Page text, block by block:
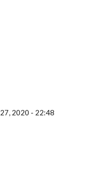
2020 - 22:48